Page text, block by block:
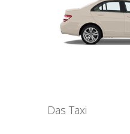
Das Taxi